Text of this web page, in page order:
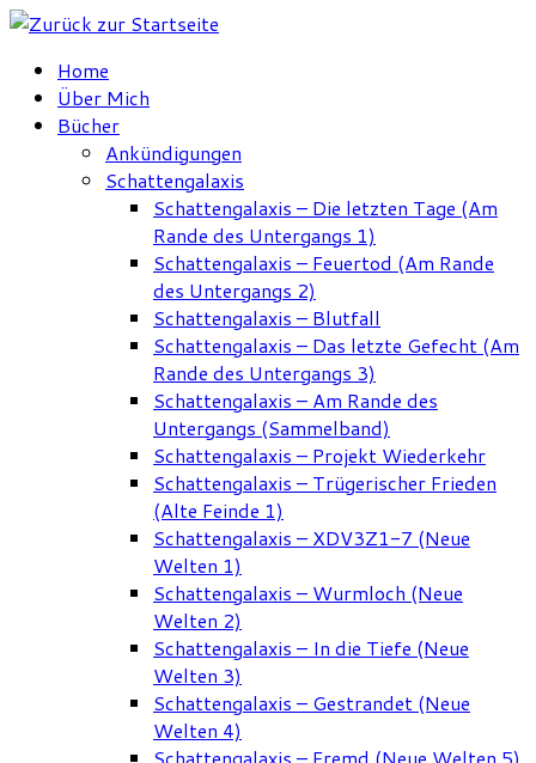
Zum
springenHome
Über Mich
Bücher
Ankündigungen
Schattengalaxis
Schattengalaxis – Die letzten Tage (Am
Rande des Untergangs 1)
Schattengalaxis – Feuertod (Am Rande
des Untergangs 2)
Schattengalaxis – Blutfall
Schattengalaxis – Das letzte Gefecht (Am
Rande des Untergangs 3)
Schattengalaxis – Am Rande des
Untergangs (Sammelband)
Schattengalaxis – Projekt Wiederkehr
Schattengalaxis – Trügerischer Frieden
(Alte Feinde 1)
Schattengalaxis – XDV3Z1-7 (Neue
Welten 1)
Schattengalaxis – Wurmloch (Neue
Welten 2)
Schattengalaxis – In die Tiefe (Neue
Welten 3)
Schattengalaxis – Gestrandet (Neue
Welten 4)